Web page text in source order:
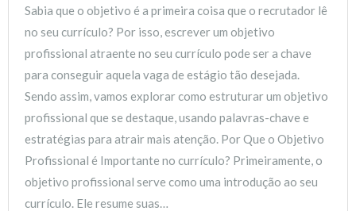
Sabia que o objetivo é a primeira coisa que o recrutador lê
no seu currículo? Por isso, escrever um objetivo
profissional atraente no seu currículo pode ser a chave
para conseguir aquela vaga de estágio tão desejada.
Sendo assim, vamos explorar como estruturar um objetivo
profissional que se destaque, usando palavras-chave e
estratégias para atrair mais atenção. Por Que o Objetivo
Profissional é Importante no currículo? Primeiramente, o
objetivo profissional serve como uma introdução ao seu
currículo. Ele resume suas…